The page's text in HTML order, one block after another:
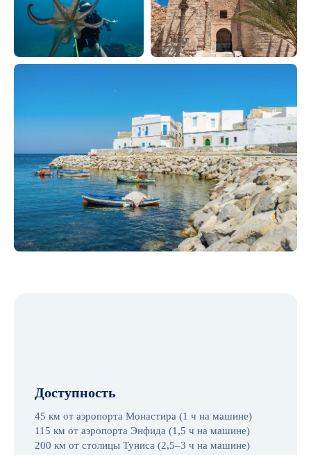
Доступность
45 км от аэропорта Монастира (1 ч на машине)
115 км от аэропорта Энфида (1,5 ч на машине)
200 км от столицы Туниса (2,5–3 ч на машине)